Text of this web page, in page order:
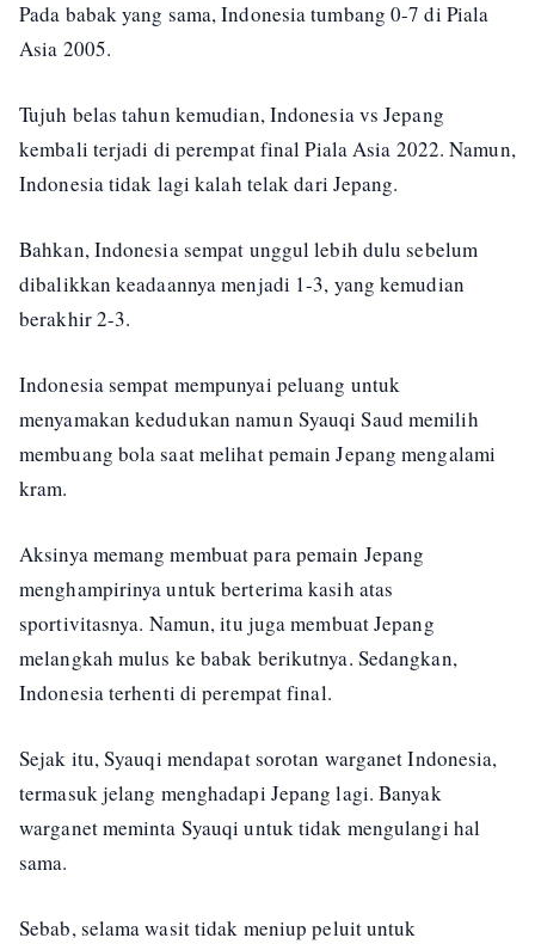
Pada babak yang sama, Indonesia tumbang 0-7 di Piala
Asia 2005.
Tujuh belas tahun kemudian, Indonesia vs Jepang
kembali terjadi di perempat final Piala Asia 2022. Namun,
Indonesia tidak lagi kalah telak dari Jepang.
Bahkan, Indonesia sempat unggul lebih dulu sebelum
dibalikkan keadaannya menjadi 1-3, yang kemudian
berakhir 2-3.
Indonesia sempat mempunyai peluang untuk
menyamakan kedudukan namun Syauqi Saud memilih
membuang bola saat melihat pemain Jepang mengalami
kram.
Aksinya memang membuat para pemain Jepang
menghampirinya untuk berterima kasih atas
sportivitasnya. Namun, itu juga membuat Jepang
melangkah mulus ke babak berikutnya. Sedangkan,
Indonesia terhenti di perempat final.
Sejak itu, Syauqi mendapat sorotan warganet Indonesia,
termasuk jelang menghadapi Jepang lagi. Banyak
warganet meminta Syauqi untuk tidak mengulangi hal
sama.
Sebab, selama wasit tidak meniup peluit untuk